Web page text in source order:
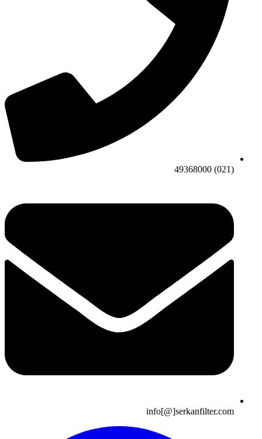
(021) 49368000
info[@]serkanfilter.com